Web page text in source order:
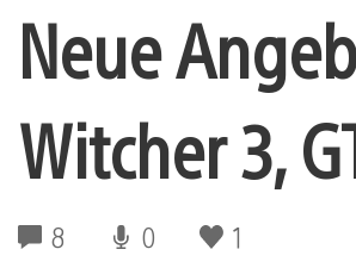
Neue
Witcher 3,
8 0 1